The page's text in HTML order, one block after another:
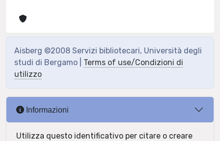
Aisberg ©2008 Servizi bibliotecari, Università degli
studi di Bergamo | Terms of use/Condizioni di
utilizzo
Informazioni
Utilizza questo identificativo per citare o creare